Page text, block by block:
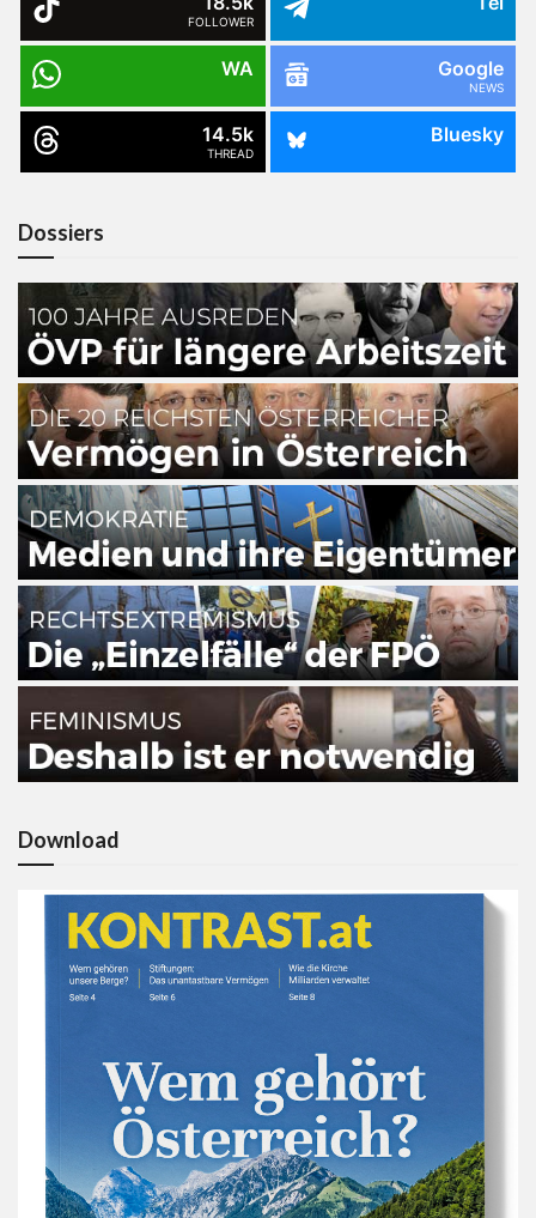
FOLLOWER
WA Google
NEWS
14.5k
THREAD
Bluesky
Dossiers
Download